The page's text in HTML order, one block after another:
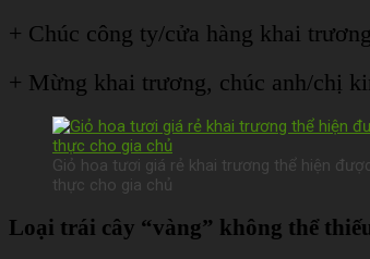
+ Chúc công ty/cửa hàng khai
+ Mừng khai trương, chúc anh/chị
Giỏ hoa tươi giá rẻ khai trương thể hiện
thực cho gia chủ
Loại trái cây “vàng” không thể